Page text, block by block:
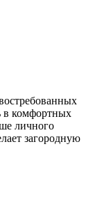
в комфортных
личного
загородную